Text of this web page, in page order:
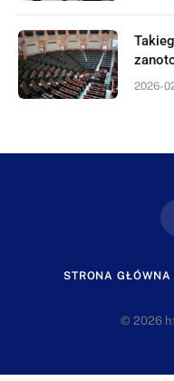
2026-
STRONA GŁÓWNA
© 2026